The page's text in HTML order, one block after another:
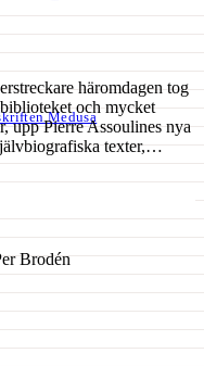
Medusa
häromdagen tog
och mycket
upp Pierre Assoulines nya
texter,…
Brodén